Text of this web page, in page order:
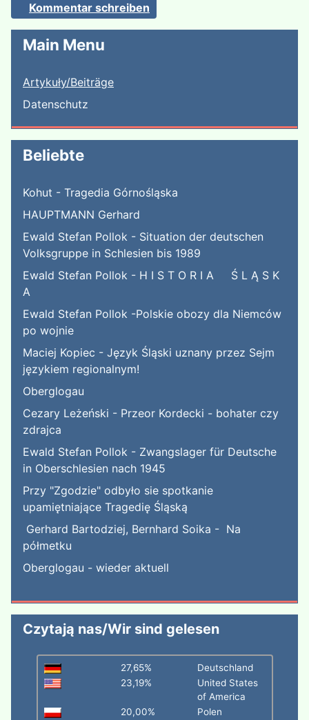
Main Menu
Artykuły/Beiträge
Datenschutz
Beliebte
Kohut - Tragedia Górnośląska
HAUPTMANN Gerhard
Ewald Stefan Pollok - Situation der deutschen
Volksgruppe in Schlesien bis 1989
Ewald Stefan Pollok - H I S T O R I A Ś L Ą S K
A
Ewald Stefan Pollok -Polskie obozy dla Niemców
po wojnie
Maciej Kopiec - Język Śląski uznany przez Sejm
językiem regionalnym!
Oberglogau
Cezary Leżeński - Przeor Kordecki - bohater czy
zdrajca
Ewald Stefan Pollok - Zwangslager für Deutsche
in Oberschlesien nach 1945
Przy "Zgodzie" odbyło sie spotkanie
upamiętniające Tragedię Śląską
Gerhard Bartodziej, Bernhard Soika - Na
półmetku
Oberglogau - wieder aktuell
Czytają nas/Wir sind gelesen
27,65%
Deutschland
23,19%
United States
of America
20,00%
Polen
Kommentar schreiben